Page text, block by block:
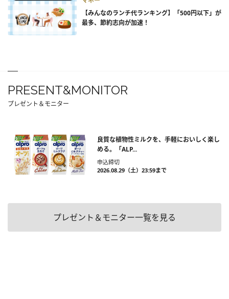
【みんなのランチ代ランキング】「500円以下」が
最多、節約志向が加速！
PRESENT&MONITOR
プレゼント＆モニター
良質な植物性ミルクを、手軽においしく楽し
める。「ALP...
申込締切
2026.08.29（土）23:59まで
プレゼント＆モニター一覧を見る